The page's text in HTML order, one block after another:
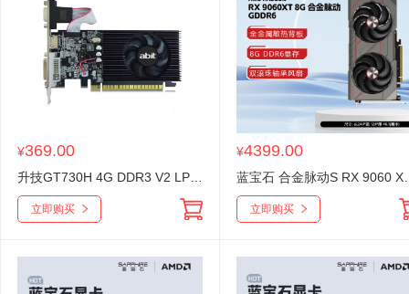
¥369.00
立即购买
¥4399.00
立即购买